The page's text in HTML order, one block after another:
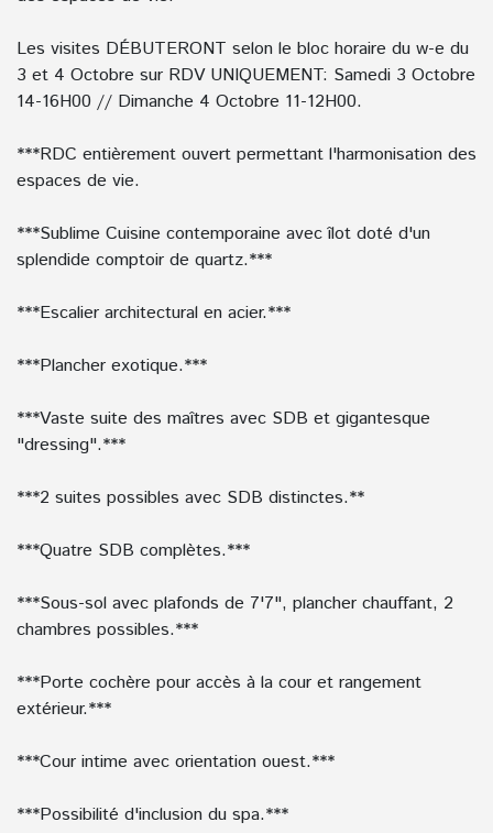
Les visites DÉBUTERONT selon le bloc horaire du w-e du
3 et 4 Octobre sur RDV UNIQUEMENT: Samedi 3 Octobre
14-16H00 // Dimanche 4 Octobre 11-12H00.
***RDC entièrement ouvert permettant l'harmonisation des
espaces de vie.
***Sublime Cuisine contemporaine avec îlot doté d'un
splendide comptoir de quartz.***
***Escalier architectural en acier.***
***Plancher exotique.***
***Vaste suite des maîtres avec SDB et gigantesque
"dressing".***
***2 suites possibles avec SDB distinctes.**
***Quatre SDB complètes.***
***Sous-sol avec plafonds de 7'7", plancher chauffant, 2
chambres possibles.***
***Porte cochère pour accès à la cour et rangement
extérieur.***
***Cour intime avec orientation ouest.***
***Possibilité d'inclusion du spa.***